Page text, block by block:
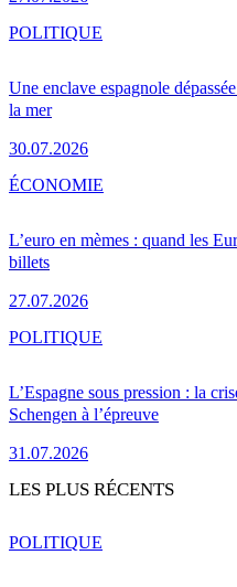
Une enclave espagnole
la mer
30.07.2026
POLITIQUE
L’euro en mèmes : quand les
billets
27.07.2026
ÉCONOMIE
L’Espagne sous pression : la
Schengen à l’épreuve
31.07.2026
POLITIQUE
LES PLUS RÉCENTS
POLITIQUE